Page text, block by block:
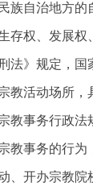
族自治地方的
存权、发展权
法》规定，国
教活动场所，
教事务行政法
教事务的行为
、开办宗教院